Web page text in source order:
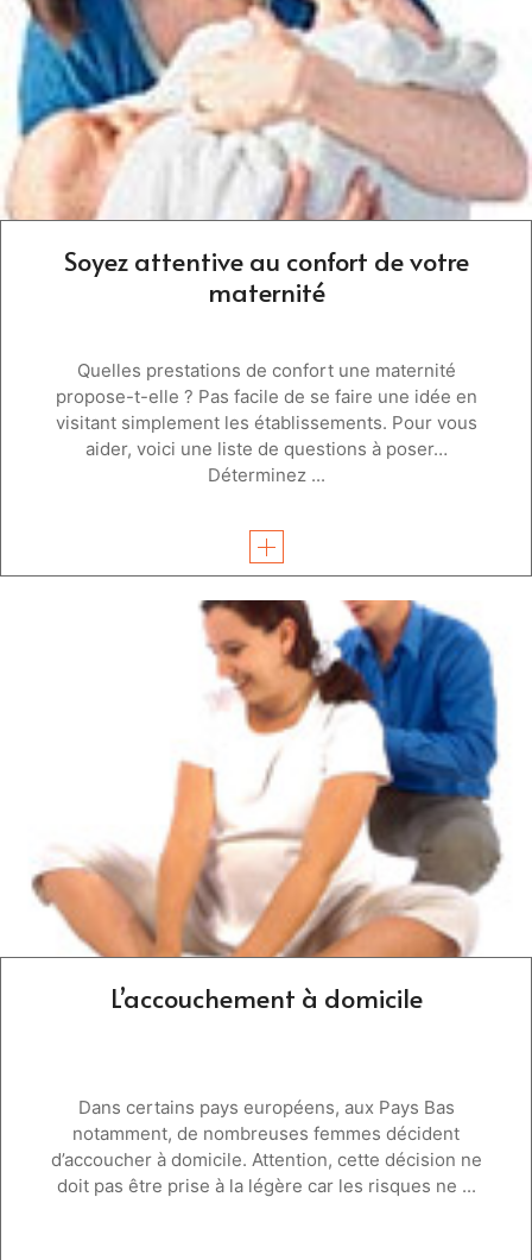
Soyez attentive au confort de votre
maternité
Quelles prestations de confort une maternité
propose-t-elle ? Pas facile de se faire une idée en
visitant simplement les établissements. Pour vous
aider, voici une liste de questions à poser…
Déterminez ...
L’accouchement à domicile
Dans certains pays européens, aux Pays Bas
notamment, de nombreuses femmes décident
d’accoucher à domicile. Attention, cette décision ne
doit pas être prise à la légère car les risques ne ...